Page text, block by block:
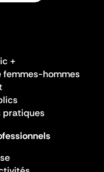
+
femmes-hommes
pratiques